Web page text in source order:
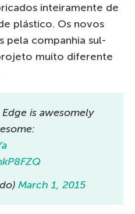
inteiramente de
plástico. Os novos
pela companhia sul-
muito diferente
is awesomely
March 1, 2015